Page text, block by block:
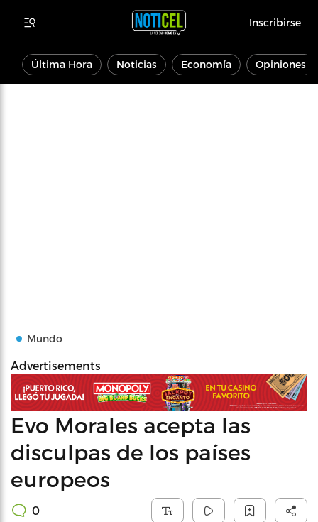
Inscribirse
Última Hora Noticias Economía Opiniones
Mundo
Advertisements
Evo Morales acepta las
disculpas de los países
europeos
0